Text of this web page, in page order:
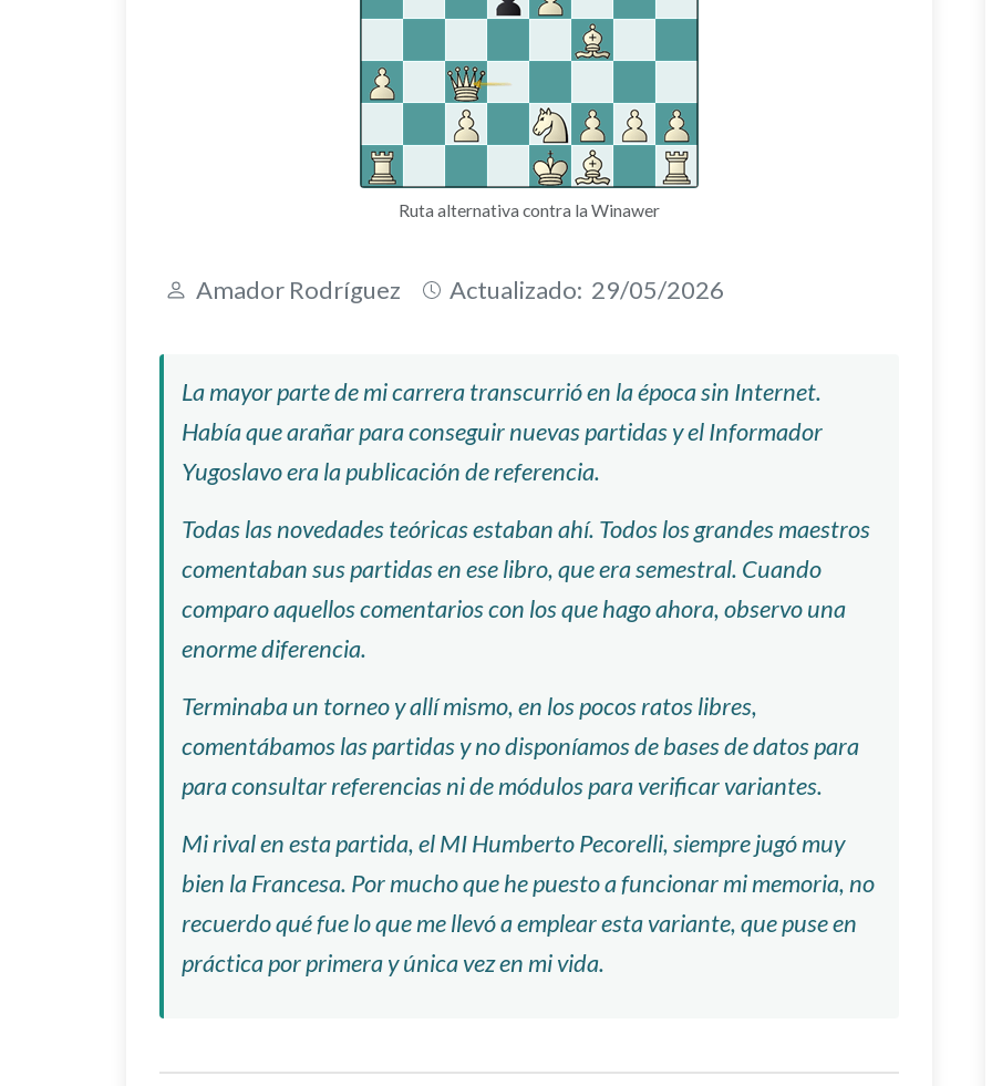
Ruta alternativa contra la Winawer
Amador Rodríguez Actualizado: 29/05/2026
La mayor parte de mi carrera transcurrió en la época sin Internet.
Había que arañar para conseguir nuevas partidas y el Informador
Yugoslavo era la publicación de referencia.
Todas las novedades teóricas estaban ahí. Todos los grandes maestros
comentaban sus partidas en ese libro, que era semestral. Cuando
comparo aquellos comentarios con los que hago ahora, observo una
enorme diferencia.
Terminaba un torneo y allí mismo, en los pocos ratos libres,
comentábamos las partidas y no disponíamos de bases de datos para
para consultar referencias ni de módulos para verificar variantes.
Mi rival en esta partida, el MI Humberto Pecorelli, siempre jugó muy
bien la Francesa. Por mucho que he puesto a funcionar mi memoria, no
recuerdo qué fue lo que me llevó a emplear esta variante, que puse en
práctica por primera y única vez en mi vida.